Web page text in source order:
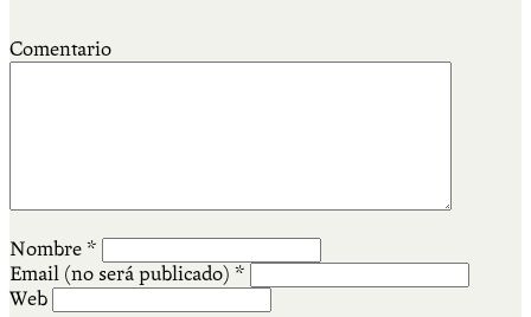
Comentario
Nombre *
Email (no será publicado) *
Web